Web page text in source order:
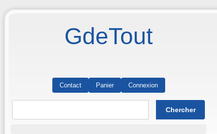
GdeTout
Contact Panier Connexion